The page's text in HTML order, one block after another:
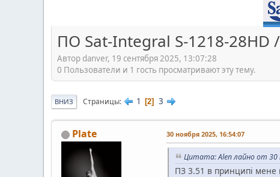
ПО Sat-Integral S-1218-28HD
Автор danver, 19 сентября 2025, 13:07:28
0 Пользователи и 1 гость просматривают эту тему.
ВНИЗ Страницы 1 2 3
Plate 30 ноября 2025, 16:54:07
Цитата: Alen лайно от 30
ПЗ 3.51 в принципі мене